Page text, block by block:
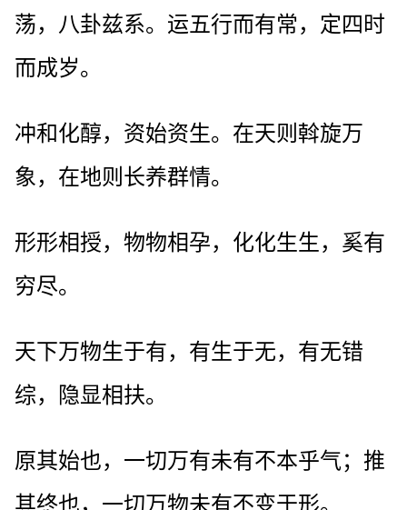
荡，八卦兹系。运五行而有常，定四时
而成岁。
冲和化醇，资始资生。在天则斡旋万
象，在地则长养群情。
形形相授，物物相孕，化化生生，奚有
穷尽。
天下万物生于有，有生于无，有无错
综，隐显相扶。
原其始也，一切万有未有不本乎气；推
其终也，一切万物未有不变于形。